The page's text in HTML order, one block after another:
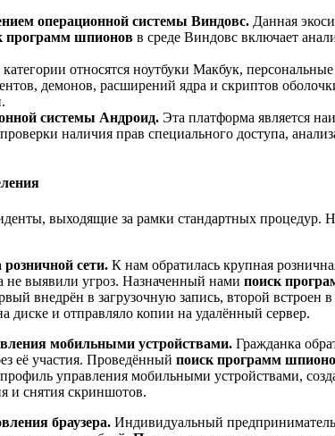
операционной системы Виндовс. Данная
программ шпионов в среде Виндовс включает
относятся ноутбуки Макбук,
демонов, расширений ядра и скриптов
системы Андроид. Эта платформа является
наличия прав специального доступа,
выходящие за рамки стандартных
сети. К нам обратилась крупная
не выявили угроз. Назначенный нами поиск
внедрён в загрузочную запись, второй
и отправляло копии на удалённый сервер.
мобильными устройствами. Гражданка
её участия. Проведённый поиск программ
управления мобильными устройствами,
и снятия скриншотов.
браузера. Индивидуальный